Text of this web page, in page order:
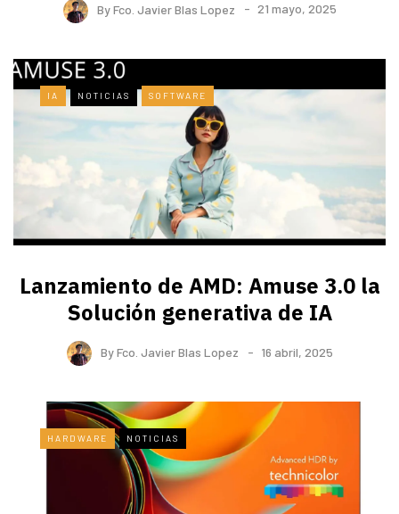
ByFco. Javier Blas Lopez 21 mayo, 2025
IA NOTICIAS SOFTWARE
Lanzamiento de AMD: Amuse 3.0 la
Solución generativa de IA
ByFco. Javier Blas Lopez 16 abril, 2025
HARDWARE NOTICIAS